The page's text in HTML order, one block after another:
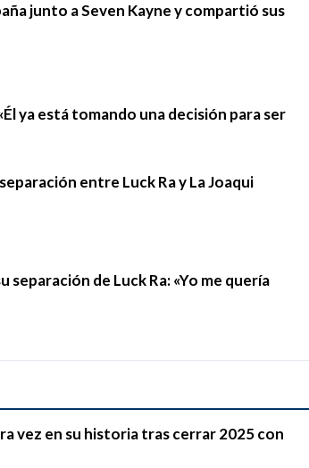
junto a Seven Kayne y compartió sus
ya está tomando una decisión para ser
entre Luck Ra y La Joaqui
separación de Luck Ra: «Yo me quería
vez en su historia tras cerrar 2025 con